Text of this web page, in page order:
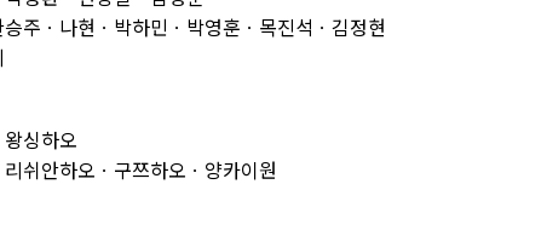
주ㆍ나현ㆍ박하민ㆍ박영훈ㆍ목진석ㆍ김정현
싱하오
쉬안하오ㆍ구쯔하오ㆍ양카이원